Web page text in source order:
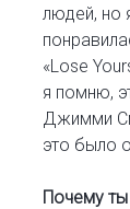
людей, но
«Lose
я помню,
Джимми
это было
Почему